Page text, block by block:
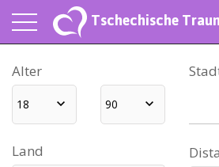
Tschechische
Alter
18 90
Land